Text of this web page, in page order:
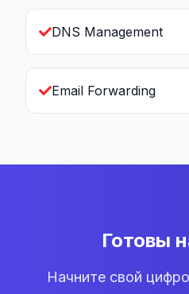
DNS Management
Email Forwarding
Готовы
Начните свой